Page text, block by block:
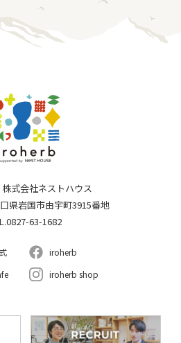
式会社ネストハウス
県岩国市由宇町3915番地
63-1682
iroherb
iroherb shop